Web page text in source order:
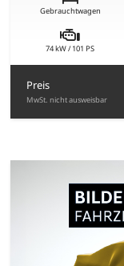
Gebrauchtwagen
74 kW / 101 PS
Preis
MwSt. nicht ausweisbar